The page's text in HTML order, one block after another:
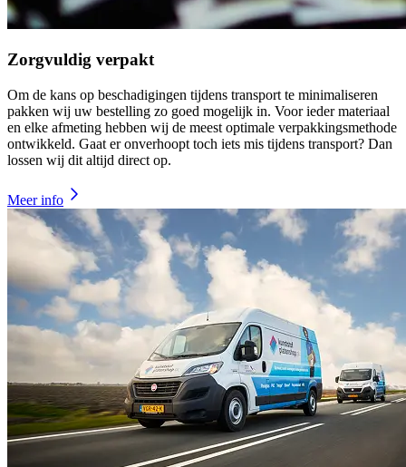
Zorgvuldig verpakt
Om de kans op beschadigingen tijdens transport te minimaliseren
pakken wij uw bestelling zo goed mogelijk in. Voor ieder materiaal
en elke afmeting hebben wij de meest optimale verpakkingsmethode
ontwikkeld. Gaat er onverhoopt toch iets mis tijdens transport? Dan
lossen wij dit altijd direct op.
Meer info